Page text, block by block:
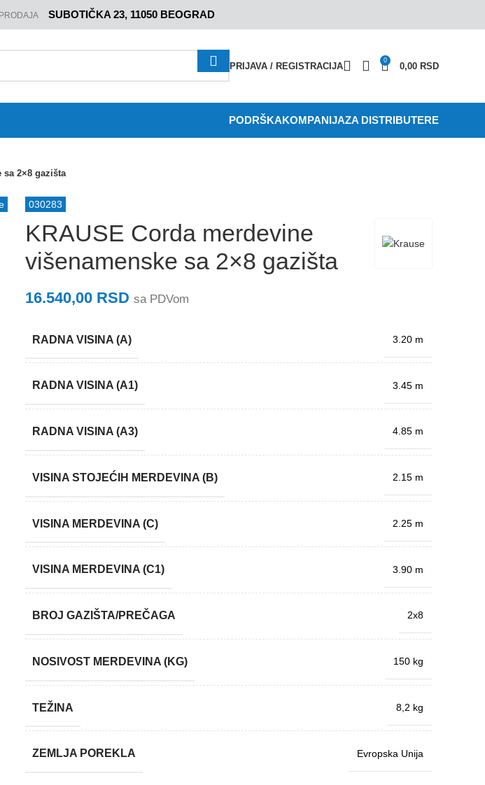
SUBOTIČKA 23, 11050 BEOGRAD
PRIJAVA / REGISTRACIJA
0
0,00 RSD
PODRŠKAKOMPANIJAZA DISTRIBUTERE
sa 2×8 gazišta
030283
KRAUSE Corda merdevine
višenamenske sa 2×8 gazišta
16.540,00 RSD sa PDVom
RADNA VISINA (A) 3.20 m
RADNA VISINA (A1) 3.45 m
RADNA VISINA (A3) 4.85 m
VISINA STOJEĆIH MERDEVINA (B) 2.15 m
VISINA MERDEVINA (C) 2.25 m
VISINA MERDEVINA (C1) 3.90 m
BROJ GAZIŠTA/PREČAGA 2x8
NOSIVOST MERDEVINA (KG) 150 kg
TEŽINA 8,2 kg
ZEMLJA POREKLA Evropska Unija